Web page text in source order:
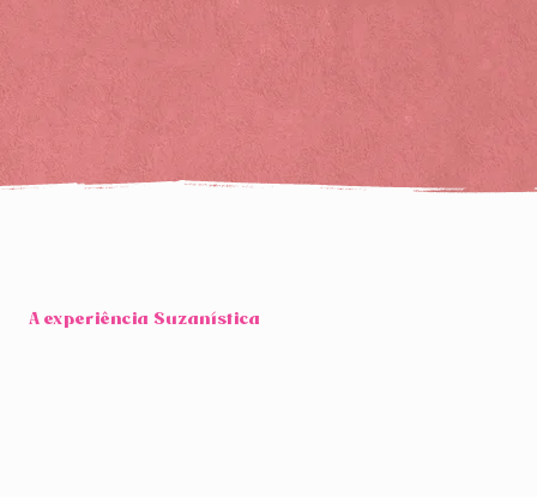
A experiência Suzanística